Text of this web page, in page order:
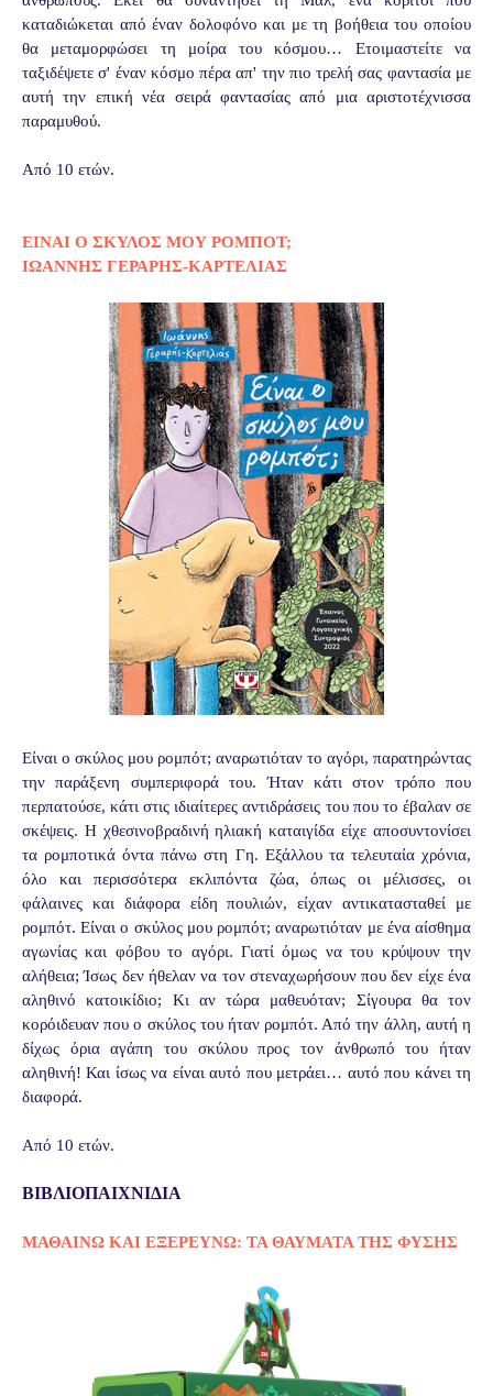
καταδιώκεται από έναν δολοφόνο και με τη βοήθεια του οποίου
θα μεταμορφώσει τη μοίρα του κόσμου… Ετοιμαστείτε να
ταξιδέψετε σ' έναν κόσμο πέρα απ' την πιο τρελή σας φαντασία με
αυτή την επική νέα σειρά φαντασίας από μια αριστοτέχνισσα
παραμυθού.
Από 10 ετών.
ΕΙΝΑΙ Ο ΣΚΥΛΟΣ ΜΟΥ ΡΟΜΠΟΤ;
ΙΩΑΝΝΗΣ ΓΕΡΑΡΗΣ-ΚΑΡΤΕΛΙΑΣ
Είναι ο σκύλος μου ρομπότ; αναρωτιόταν το αγόρι, παρατηρώντας
την παράξενη συμπεριφορά του. Ήταν κάτι στον τρόπο που
περπατούσε, κάτι στις ιδιαίτερες αντιδράσεις του που το έβαλαν σε
σκέψεις. Η χθεσινοβραδινή ηλιακή καταιγίδα είχε αποσυντονίσει
τα ρομποτικά όντα πάνω στη Γη. Εξάλλου τα τελευταία χρόνια,
όλο και περισσότερα εκλιπόντα ζώα, όπως οι μέλισσες, οι
φάλαινες και διάφορα είδη πουλιών, είχαν αντικατασταθεί με
ρομπότ. Είναι ο σκύλος μου ρομπότ; αναρωτιόταν με ένα αίσθημα
αγωνίας και φόβου το αγόρι. Γιατί όμως να του κρύψουν την
αλήθεια; Ίσως δεν ήθελαν να τον στεναχωρήσουν που δεν είχε ένα
αληθινό κατοικίδιο; Κι αν τώρα μαθευόταν; Σίγουρα θα τον
κορόιδευαν που ο σκύλος του ήταν ρομπότ. Από την άλλη, αυτή η
δίχως όρια αγάπη του σκύλου προς τον άνθρωπό του ήταν
αληθινή! Και ίσως να είναι αυτό που μετράει… αυτό που κάνει τη
διαφορά.
Από 10 ετών.
ΒΙΒΛΙΟΠΑΙΧΝΙΔΙΑ
ΜΑΘΑΙΝΩ ΚΑΙ ΕΞΕΡΕΥΝΩ: ΤΑ ΘΑΥΜΑΤΑ ΤΗΣ ΦΥΣΗΣ